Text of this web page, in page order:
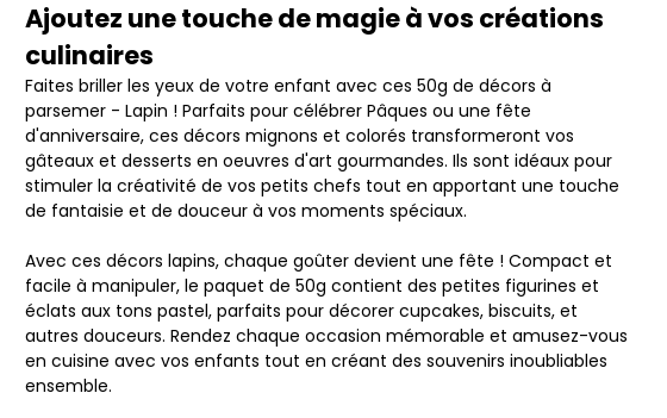
Ajoutez une touche de magie à vos créations
culinaires
Faites briller les yeux de votre enfant avec ces 50g de décors à
parsemer - Lapin ! Parfaits pour célébrer Pâques ou une fête
d'anniversaire, ces décors mignons et colorés transformeront vos
gâteaux et desserts en oeuvres d'art gourmandes. Ils sont idéaux pour
stimuler la créativité de vos petits chefs tout en apportant une touche
de fantaisie et de douceur à vos moments spéciaux.
Avec ces décors lapins, chaque goûter devient une fête ! Compact et
facile à manipuler, le paquet de 50g contient des petites figurines et
éclats aux tons pastel, parfaits pour décorer cupcakes, biscuits, et
autres douceurs. Rendez chaque occasion mémorable et amusez-vous
en cuisine avec vos enfants tout en créant des souvenirs inoubliables
ensemble.